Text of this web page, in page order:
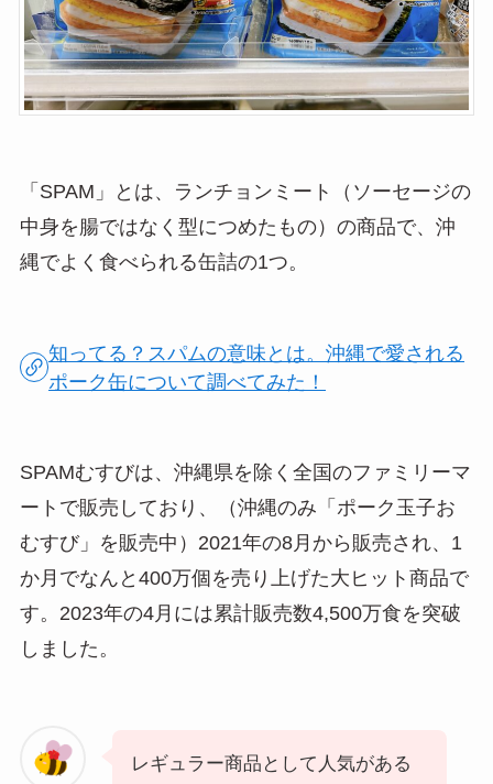
「SPAM」とは、ランチョンミート（ソーセージの
中身を腸ではなく型につめたもの）の商品で、沖
縄でよく食べられる缶詰の1つ。
知ってる？スパムの意味とは。沖縄で愛される
ポーク缶について調べてみた！
SPAMむすびは、沖縄県を除く全国のファミリーマ
ートで販売しており、（沖縄のみ「ポーク玉子お
むすび」を販売中）2021年の8月から販売され、1
か月でなんと400万個を売り上げた大ヒット商品で
す。2023年の4月には累計販売数4,500万食を突破
しました。
レギュラー商品として人気がある